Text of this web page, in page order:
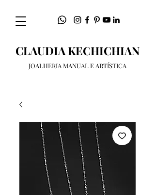
CLAUDIA KECHICHIAN
JOALHERIA MANUAL E ARTÍSTICA